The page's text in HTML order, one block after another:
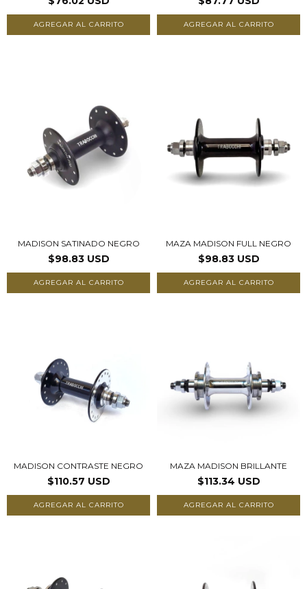
AGREGAR AL CARRITO
MADISON SATINADO NEGRO
$98.83 USD
AGREGAR AL CARRITO
MAZA MADISON FULL NEGRO
$98.83 USD
AGREGAR AL CARRITO
MADISON CONTRASTE NEGRO
$110.57 USD
AGREGAR AL CARRITO
MAZA MADISON BRILLANTE
$113.34 USD
AGREGAR AL CARRITO